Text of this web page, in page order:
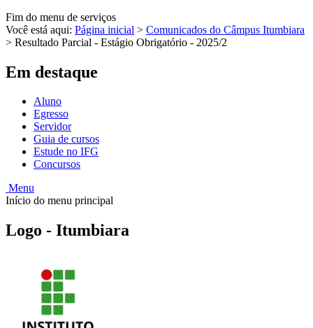
Fim do menu de serviços
Você está aqui: Página inicial > Comunicados do Câmpus Itumbiara
> Resultado Parcial - Estágio Obrigatório - 2025/2
Em destaque
Aluno
Egresso
Servidor
Guia de cursos
Estude no IFG
Concursos
Menu
Início do menu principal
Logo - Itumbiara